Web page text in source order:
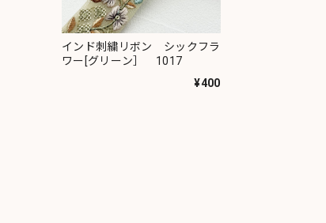
インド刺繍リボン シックフラ
ワー[グリーン］ 1017
¥400